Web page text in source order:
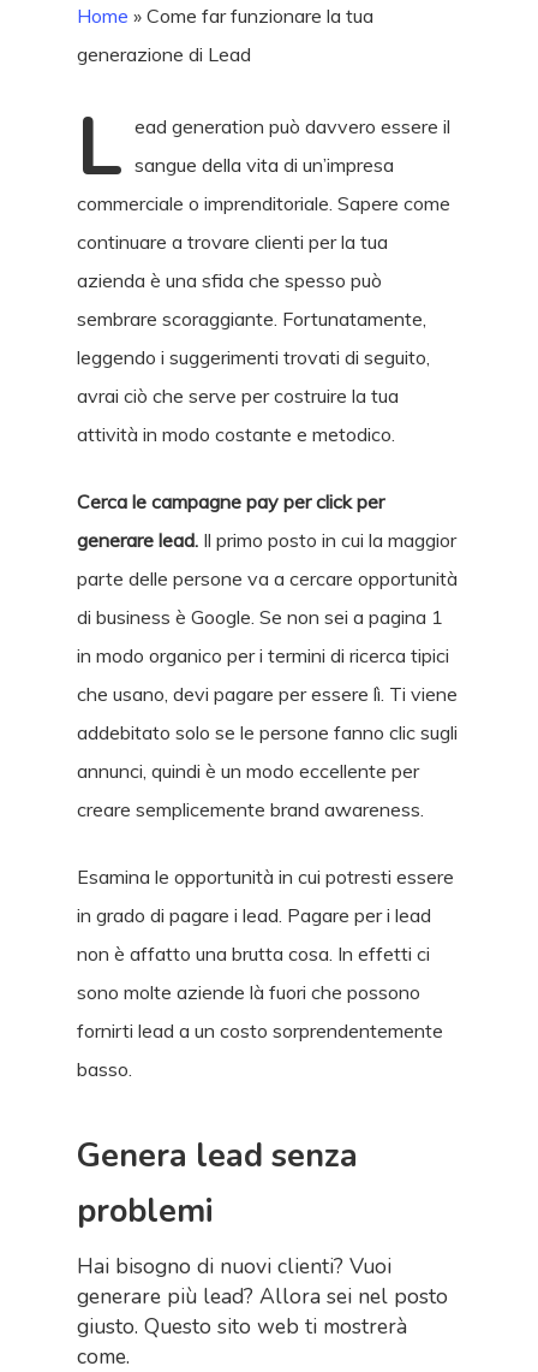
Home » Come far funzionare la tua
generazione di Lead
L ead generation può davvero essere il
sangue della vita di un’impresa
commerciale o imprenditoriale. Sapere come
continuare a trovare clienti per la tua
azienda è una sfida che spesso può
sembrare scoraggiante. Fortunatamente,
leggendo i suggerimenti trovati di seguito,
avrai ciò che serve per costruire la tua
attività in modo costante e metodico.
Cerca le campagne pay per click per
generare lead. Il primo posto in cui la maggior
parte delle persone va a cercare opportunità
di business è Google. Se non sei a pagina 1
in modo organico per i termini di ricerca tipici
che usano, devi pagare per essere lì. Ti viene
addebitato solo se le persone fanno clic sugli
annunci, quindi è un modo eccellente per
creare semplicemente brand awareness.
Esamina le opportunità in cui potresti essere
in grado di pagare i lead. Pagare per i lead
non è affatto una brutta cosa. In effetti ci
sono molte aziende là fuori che possono
fornirti lead a un costo sorprendentemente
basso.
Genera lead senza
problemi
Hai bisogno di nuovi clienti? Vuoi
generare più lead? Allora sei nel posto
giusto. Questo sito web ti mostrerà
come.